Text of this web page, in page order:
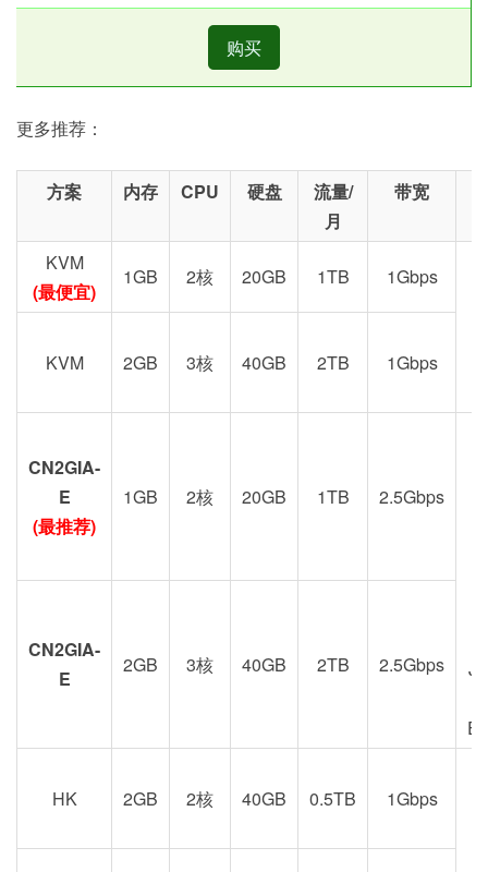
购买
更多推荐：
方案 内存 CPU 硬盘
流量/
月
带宽
KVM
(最便宜)
1GB 2核 20GB 1TB 1Gbps
KVM 2GB 3核 40GB 2TB 1Gbps
CN2GIA-
E
(最推荐)
1GB 2核 20GB 1TB 2.5Gbps
CN2GIA-
E
2GB 3核 40GB 2TB 2.5Gbps
HK 2GB 2核 40GB 0.5TB 1Gbps